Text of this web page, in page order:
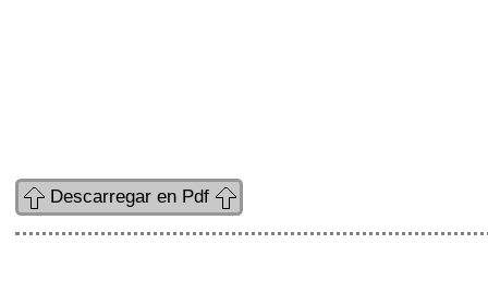
Descarregar en Pdf